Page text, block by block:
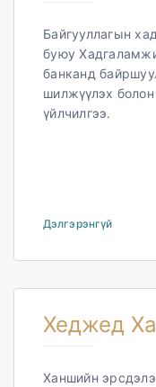
Байгууллагын
буюу
банканд
шилжүүлэх
үйлчилгээ.
Дэлгэрэнгүй
Хеджед
Ханшийн